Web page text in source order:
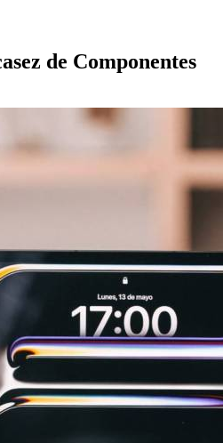
de Componentes